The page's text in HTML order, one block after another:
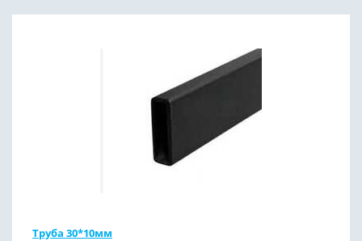
Труба 30*10мм